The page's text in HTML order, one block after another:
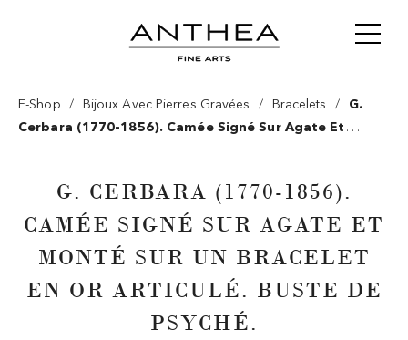
E-Shop / Bijoux Avec Pierres Gravées / Bracelets /
G.
Cerbara (1770-1856). Camée Signé Sur Agate Et
G. CERBARA (1770-1856).
CAMÉE SIGNÉ SUR AGATE ET
MONTÉ SUR UN BRACELET
EN OR ARTICULÉ. BUSTE DE
PSYCHÉ.